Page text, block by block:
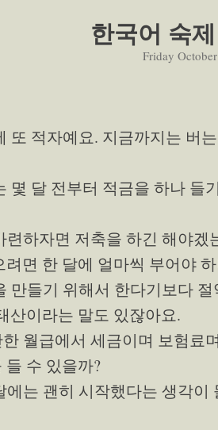
한국어 숙
Friday
또 적자예요. 지금까지는 버
몇 달 전부터 적금을 하나 들
련하자면 저축을 하긴 해야겠
면 한 달에 얼마씩 부어야
만들기 위해서 한다기보다
산이라는 말도 있잖아요.
월급에서 세금이며 보험료
수 있을까?
에는 괜히 시작했다는 생각